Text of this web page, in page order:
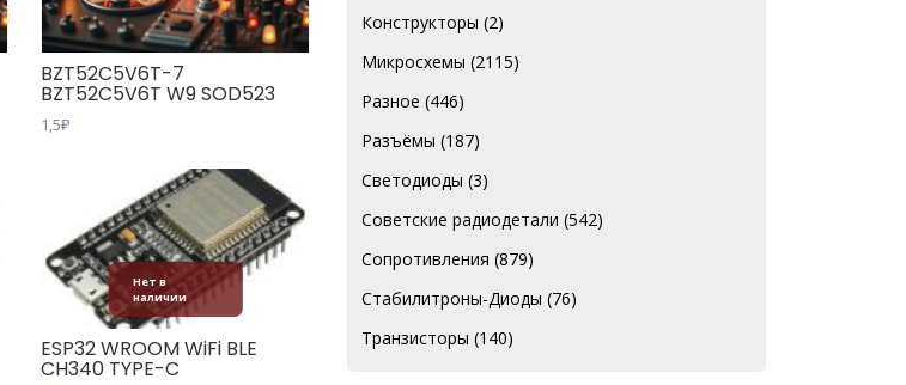
BZT52C5V6T-7
BZT52C5V6T W9 SOD523
1,5₽
Нет в
наличии
ESP32 WROOM WiFi BLE
CH340 TYPE-C
Конструкторы (2)
Микросхемы (2115)
Разное (446)
Разъёмы (187)
Светодиоды (3)
Советские радиодетали (542)
Сопротивления (879)
Стабилитроны-Диоды (76)
Транзисторы (140)